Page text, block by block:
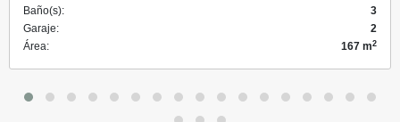
Baño(s):
3
Garaje:
2
Área:
167 m2